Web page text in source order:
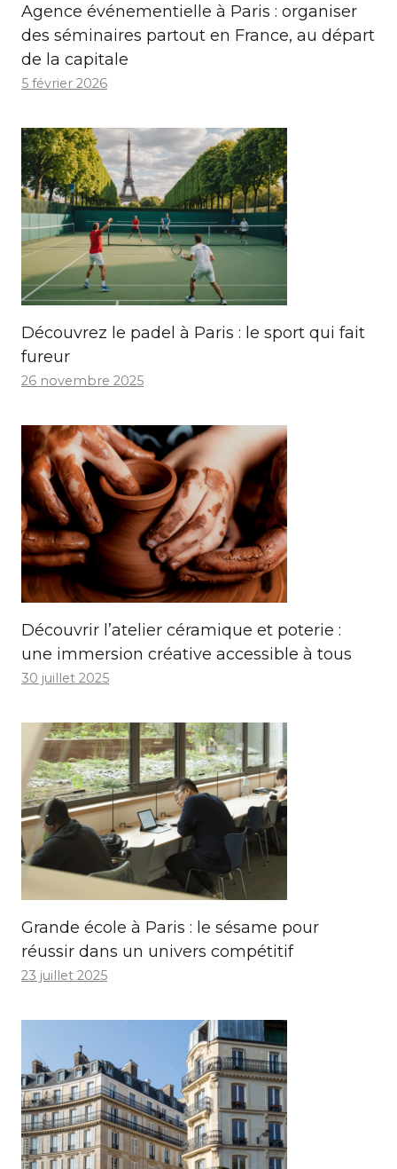
Agence événementielle à Paris : organiser
des séminaires partout en France, au départ
de la capitale
5 février 2026
Découvrez le padel à Paris : le sport qui fait
fureur
26 novembre 2025
Découvrir l’atelier céramique et poterie :
une immersion créative accessible à tous
30 juillet 2025
Grande école à Paris : le sésame pour
réussir dans un univers compétitif
23 juillet 2025